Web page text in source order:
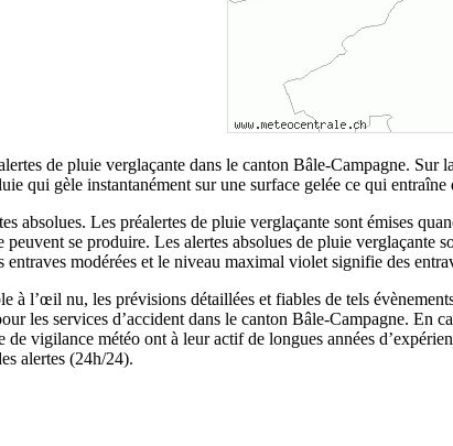
de pluie verglaçante dans le canton Bâle-Campagne.
qui gèle instantanément sur une surface gelée ce qui
absolues. Les préalertes de pluie verglaçante sont émises
se produire. Les alertes absolues de pluie
modérées et le niveau maximal violet signifie des
à l’œil nu, les prévisions détaillées et fiables de tels
les services d’accident dans le canton Bâle-Campagne. En
vigilance météo ont à leur actif de longues années
alertes (24h/24).